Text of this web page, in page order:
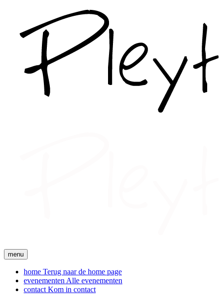
menu
home Terug naar de home page
evenementen Alle evenementen
contact Kom in contact